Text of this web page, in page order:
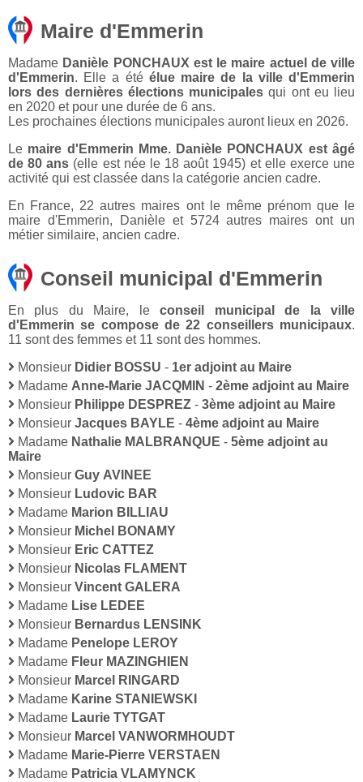
Maire d'Emmerin
Madame Danièle PONCHAUX est le maire actuel de ville
d'Emmerin. Elle a été élue maire de la ville d'Emmerin
lors des dernières élections municipales qui ont eu lieu
en 2020 et pour une durée de 6 ans.
Les prochaines élections municipales auront lieux en 2026.
Le maire d'Emmerin Mme. Danièle PONCHAUX est âgé
de 80 ans (elle est née le 18 août 1945) et elle exerce une
activité qui est classée dans la catégorie ancien cadre.
En France, 22 autres maires ont le même prénom que le
maire d'Emmerin, Danièle et 5724 autres maires ont un
métier similaire, ancien cadre.
Conseil municipal d'Emmerin
En plus du Maire, leconseil municipal de la ville
d'Emmerin se compose de 22 conseillers municipaux.
11 sont des femmes et 11 sont des hommes.
Monsieur Didier BOSSU - 1er adjoint au Maire
Madame Anne-Marie JACQMIN - 2ème adjoint au Maire
Monsieur Philippe DESPREZ - 3ème adjoint au Maire
Monsieur Jacques BAYLE - 4ème adjoint au Maire
Madame Nathalie MALBRANQUE - 5ème adjoint au
Maire
Monsieur Guy AVINEE
Monsieur Ludovic BAR
Madame Marion BILLIAU
Monsieur Michel BONAMY
Monsieur Eric CATTEZ
Monsieur Nicolas FLAMENT
Monsieur Vincent GALERA
Madame Lise LEDEE
Monsieur Bernardus LENSINK
Madame Penelope LEROY
Madame Fleur MAZINGHIEN
Monsieur Marcel RINGARD
Madame Karine STANIEWSKI
Madame Laurie TYTGAT
Monsieur Marcel VANWORMHOUDT
Madame Marie-Pierre VERSTAEN
Madame Patricia VLAMYNCK